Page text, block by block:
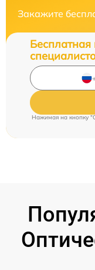
Закажите
Бесплатная
Нажимая на кнопку